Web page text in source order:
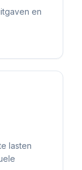
en
lasten